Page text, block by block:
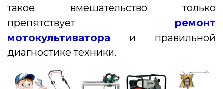
такое вмешательство только
препятствует ремонт
мотокультиватора и правильной
диагностике техники.